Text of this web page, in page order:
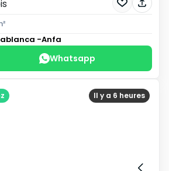
-Anfa
Whatsapp
Il y a 6 heures